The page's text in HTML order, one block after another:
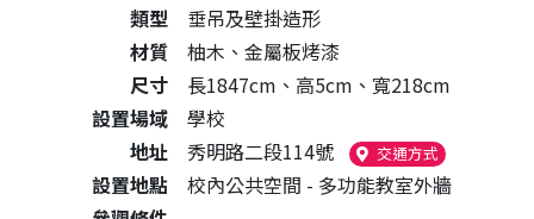
類型
垂吊及壁掛造形
材質
柚木、金屬板烤漆
尺寸
長1847cm、高5cm、寬218cm
設置場域
學校
地址
秀明路二段114號 交通方式（另開新視窗
設置地點
校內公共空間 - 多功能教室外牆